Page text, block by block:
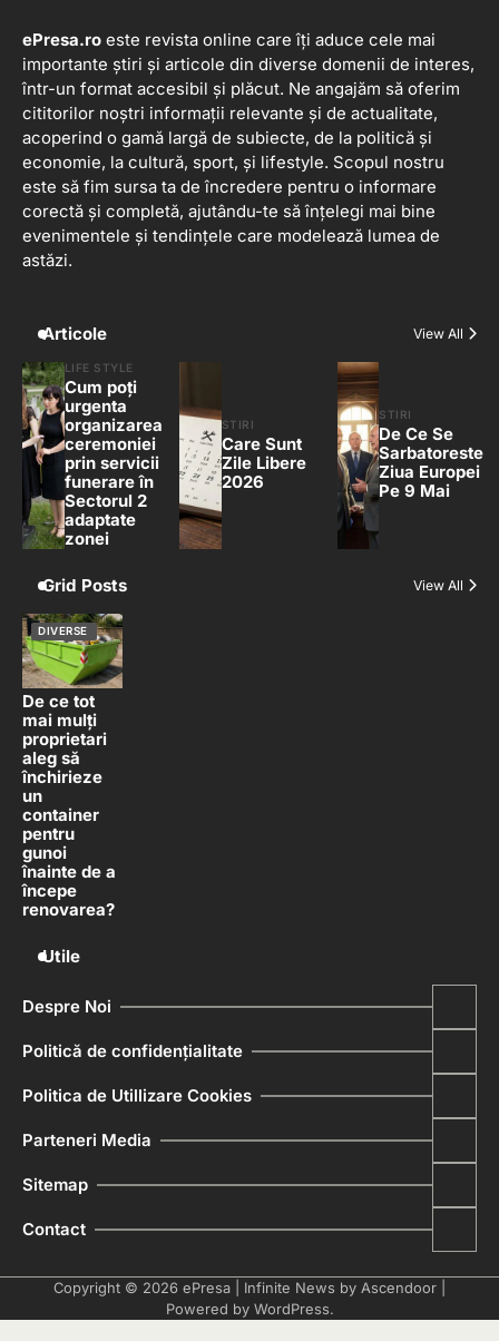
ePresa.ro este revista online care îți aduce cele mai
importante știri și articole din diverse domenii de interes,
într-un format accesibil și plăcut. Ne angajăm să oferim
cititorilor noștri informații relevante și de actualitate,
acoperind o gamă largă de subiecte, de la politică și
economie, la cultură, sport, și lifestyle. Scopul nostru
este să fim sursa ta de încredere pentru o informare
corectă și completă, ajutându-te să înțelegi mai bine
evenimentele și tendințele care modelează lumea de
astăzi.
Articole View All
LIFE STYLE
Cum poți
urgenta
organizarea
ceremoniei
prin servicii
funerare în
Sectorul 2
adaptate
zonei
STIRI
Care Sunt
Zile Libere
2026
STIRI
De Ce Se
Sarbatoreste
Ziua Europei
Pe 9 Mai
Grid Posts View All
DIVERSE
De ce tot
mai mulți
proprietari
aleg să
închirieze
un
container
pentru
gunoi
înainte de a
începe
renovarea?
Utile
Despre Noi
Politică de confidențialitate
Politica de Utillizare Cookies
Parteneri Media
Sitemap
Contact
Copyright © 2026 ePresa | Infinite News by Ascendoor
Powered by WordPress.